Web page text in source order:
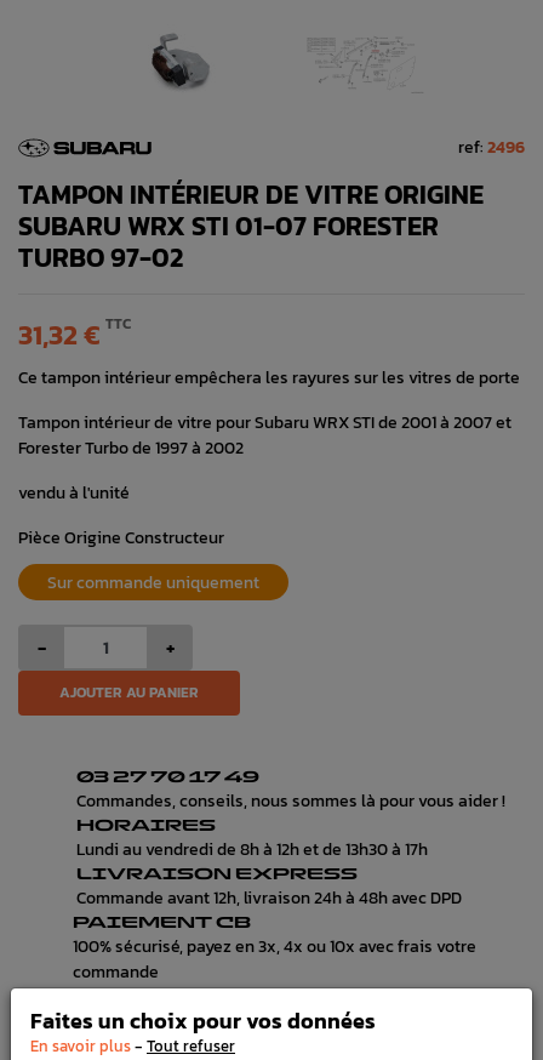
ref:2496
TAMPON INTÉRIEUR DE VITRE ORIGINE
SUBARU WRX STI 01-07 FORESTER
TURBO 97-02
31,32 € TTC
Ce tampon intérieur empêchera les rayures sur les vitres de porte
Tampon intérieur de vitre pour Subaru WRX STI de 2001 à 2007 et
Forester Turbo de 1997 à 2002
vendu à l'unité
Pièce Origine Constructeur
Sur commande uniquement
- +
AJOUTER AU PANIER
03 27 70 17 49
Commandes, conseils, nous sommes là pour vous aider !
HORAIRES
Lundi au vendredi de 8h à 12h et de 13h30 à 17h
LIVRAISON EXPRESS
Commande avant 12h, livraison 24h à 48h avec DPD
PAIEMENT CB
100% sécurisé, payez en 3x, 4x ou 10x avec frais votre
commande
Faites un choix pour vos données
En savoir plus- Tout refuser